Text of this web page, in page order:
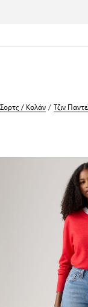
/ Κολάν/Τζιν